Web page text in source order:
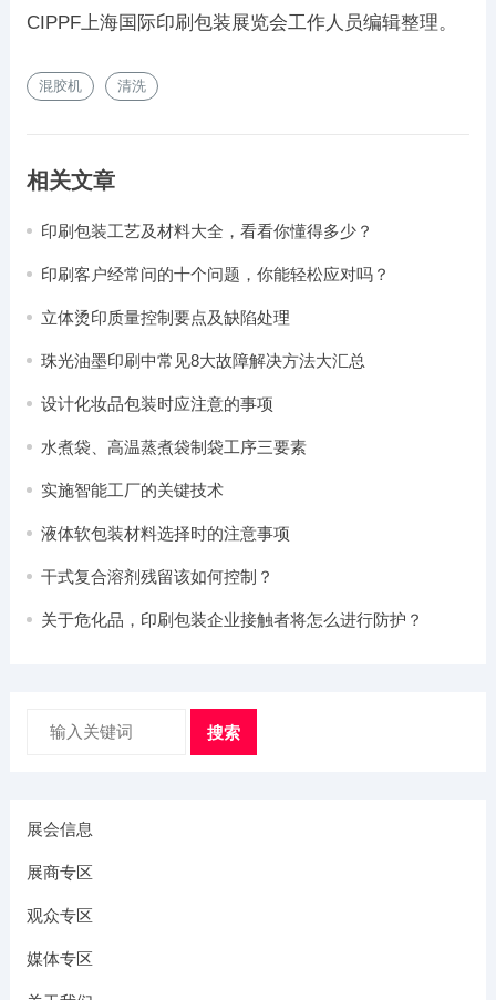
CIPPF上海国际印刷包装展览会工作人员编辑整理。
混胶机 清洗
相关文章
印刷包装工艺及材料大全，看看你懂得多少？
印刷客户经常问的十个问题，你能轻松应对吗？
立体烫印质量控制要点及缺陷处理
珠光油墨印刷中常见8大故障解决方法大汇总
设计化妆品包装时应注意的事项
水煮袋、高温蒸煮袋制袋工序三要素
实施智能工厂的关键技术
液体软包装材料选择时的注意事项
干式复合溶剂残留该如何控制？
关于危化品，印刷包装企业接触者将怎么进行防护？
搜索
展会信息
展商专区
观众专区
媒体专区